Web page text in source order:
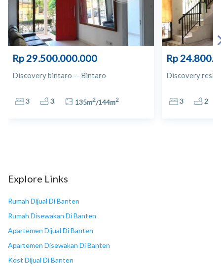
11 Kenzo
12 Apotek Century
13 HERO
18 BSD Plaza
Rp 29.500.000.000
Discovery bintaro -- Bintaro
3 3 135m2/144m2
Rp
Discovery
3 2
Explore Links
Rumah Dijual Di Banten
Rumah Disewakan Di Banten
Apartemen Dijual Di Banten
Apartemen Disewakan Di Banten
Kost Dijual Di Banten